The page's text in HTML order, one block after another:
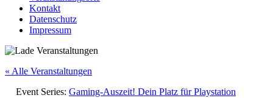
Kontakt
Datenschutz
Impressum
« Alle Veranstaltungen
Event Series: Gaming-Auszeit! Dein Platz für Playstation